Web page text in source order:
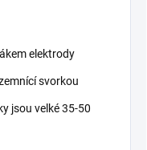
elektrody
svorkou
jsou velké 35-50